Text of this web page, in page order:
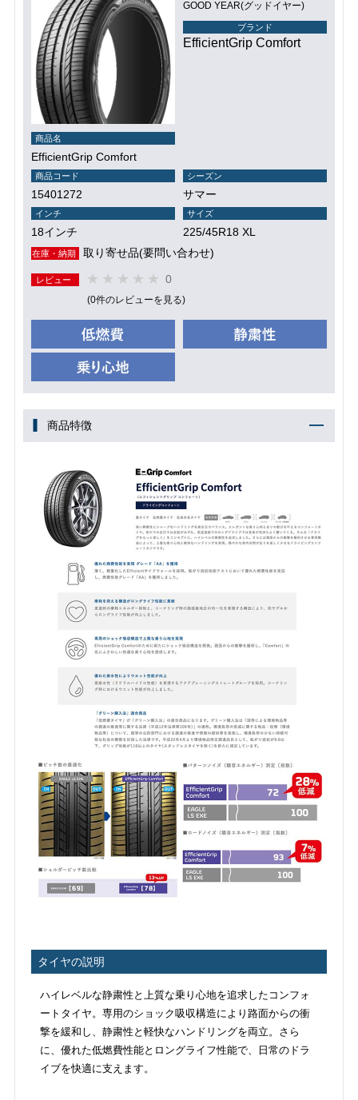
GOOD YEAR(グッドイヤー)
ブランド
EfficientGrip Comfort
商品名
EfficientGrip Comfort
商品コード
15401272
シーズン
サマー
インチ
18インチ
サイズ
225/45R18 XL
在庫・納期 取り寄せ品(要問い合わせ)
レビュー 0
(0件のレビューを見る)
商品特徴
タイヤの説明
ハイレベルな静粛性と上質な乗り心地を追求したコンフォ
ートタイヤ。専用のショック吸収構造により路面からの衝
撃を緩和し、静粛性と軽快なハンドリングを両立。さら
に、優れた低燃費性能とロングライフ性能で、日常のドラ
イブを快適に支えます。